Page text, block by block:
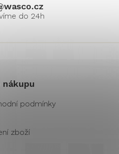
wasco.cz
nákupu
podmínky
zboží